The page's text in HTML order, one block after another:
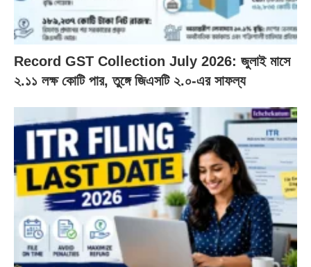
Record GST Collection July 2026: জুলাই মাসে
২.১১ লক্ষ কোটি পার, তুঙ্গে জিএসটি ২.০-এর সাফল্য